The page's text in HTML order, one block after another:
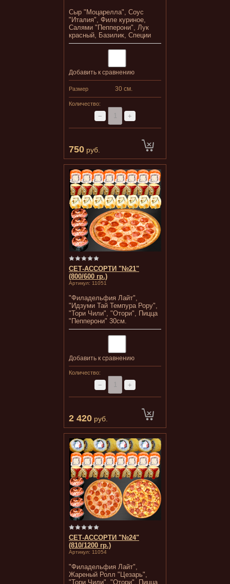
Сыр "Моцарелла", Соус
"Италия", Филе куриное,
Салями "Пепперони", Лук
красный, Базилик, Специи
Добавить к сравнению
Размер 30 см.
Количество:
− +
750 руб.
СЕТ-АССОРТИ "№21"
(800/600 гр.)
Артикул: 11051
"Филадельфия Лайт",
"Идзуми Тай Темпура Рору",
"Тори Чили", "Отори", Пицца
"Пепперони" 30см.
Добавить к сравнению
Количество:
− +
2 420 руб.
СЕТ-АССОРТИ "№24"
(810/1200 гр.)
Артикул: 11054
"Филадельфия Лайт",
Жареный Ролл "Цезарь",
"Тори Чили", "Отори", Пицца